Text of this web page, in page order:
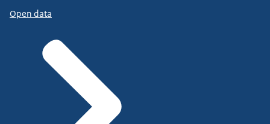
Open data